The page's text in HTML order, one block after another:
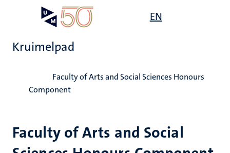
EN
Kruimelpad
Faculty of Arts and Social Sciences Honours
Component
Faculty of Arts and Social